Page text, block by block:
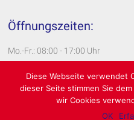
Öffnungszeiten:
Mo.-Fr.: 08:00 - 17:00 Uhr
Impressum
Datenschutzerklärung
Diese Webseite verwendet
dieser Seite stimmen Sie
wir Cookies
OK